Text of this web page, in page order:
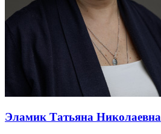
Эламик Татьяна Николаевна